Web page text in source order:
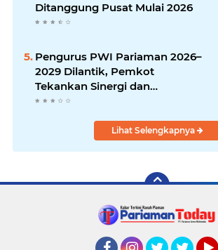
Ditanggung Pusat Mulai 2026
Pengurus PWI Pariaman 2026–
2029 Dilantik, Pemkot
Tekankan Sinergi dan
Profesionalisme Pers
Lihat Selengkapnya